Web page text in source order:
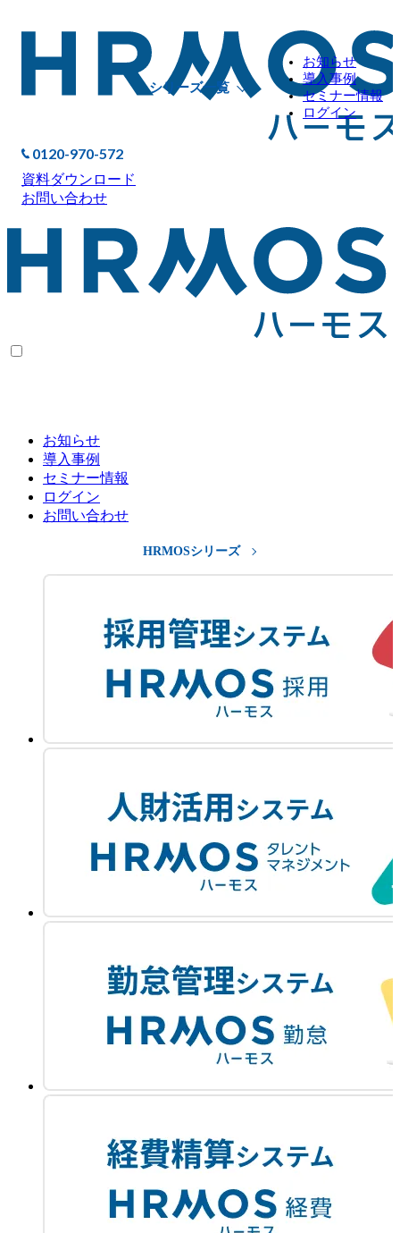
シリーズ一覧
お知らせ
導入事例
セミナー情報
ログイン
0120-970-572
資料ダウンロード
お問い合わせ
お知らせ
導入事例
セミナー情報
ログイン
お問い合わせ
HRMOSシリーズ